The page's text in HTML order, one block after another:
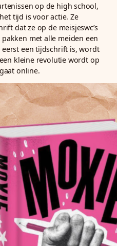
op de high school,
tijd is voor actie. Ze
dat ze op de meisjeswc’s
met alle meiden een
een tijdschrift is, wordt
kleine revolutie wordt op
online.